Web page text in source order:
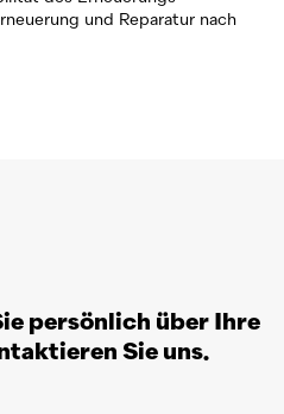
und Reparatur nach
persönlich über Ihre
Sie uns.